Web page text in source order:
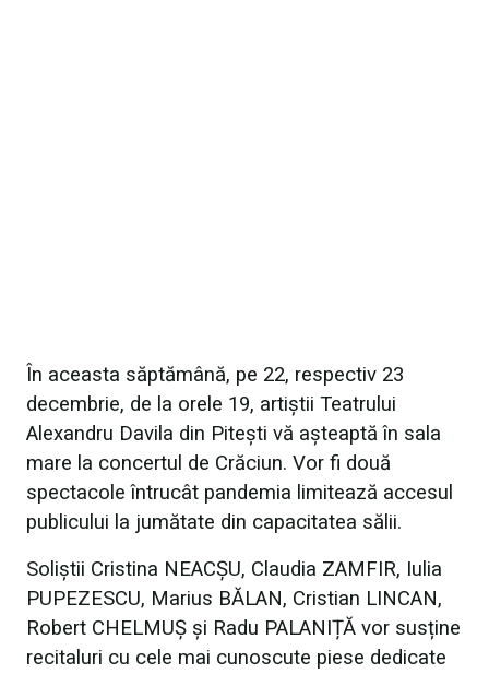
În aceasta săptămână, pe 22, respectiv 23
decembrie, de la orele 19, artiștii Teatrului
Alexandru Davila din Pitești vă așteaptă în sala
mare la concertul de Crăciun. Vor fi două
spectacole întrucât pandemia limitează accesul
publicului la jumătate din capacitatea sălii.
Soliștii Cristina NEACȘU, Claudia ZAMFIR, Iulia
PUPEZESCU, Marius BĂLAN, Cristian LINCAN,
Robert CHELMUȘ și Radu PALANIȚĂ vor susține
recitaluri cu cele mai cunoscute piese dedicate